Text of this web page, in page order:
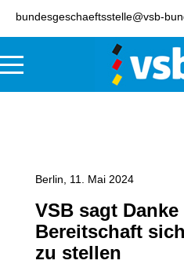
bundesgeschaeftsstelle@vsb-
Berlin, 11. Mai 2024
VSB sagt Danke
Bereitschaft
zu stellen